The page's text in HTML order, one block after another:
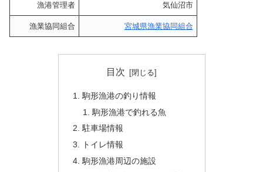
漁港管理者 気仙沼市
漁業協同組合 宮城県漁業協同組合
目次
駒形漁港の釣り情報
駒形漁港で釣れる魚
駐車場情報
トイレ情報
駒形漁港周辺の施設